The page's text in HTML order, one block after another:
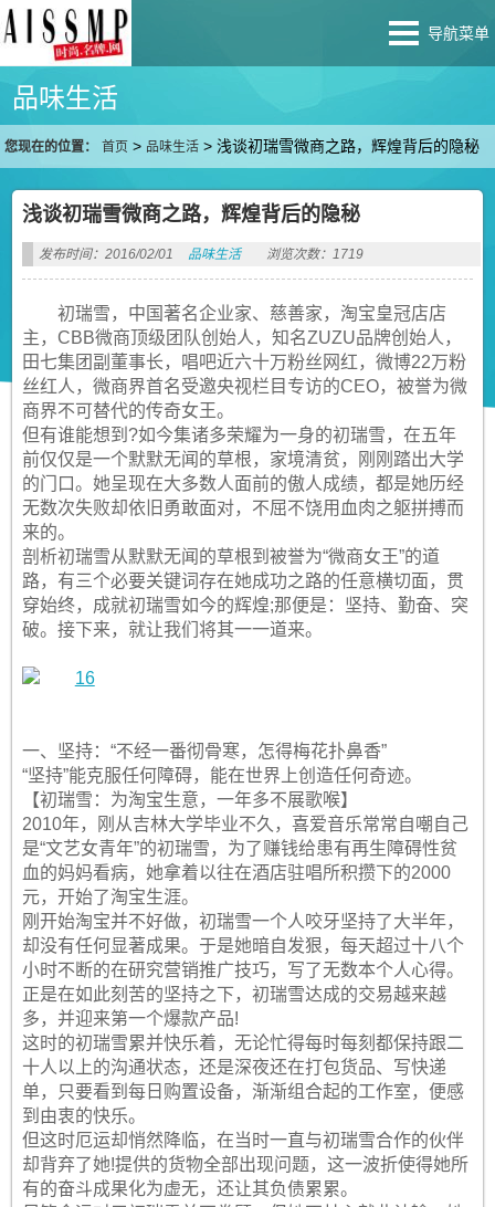
导航菜单
品味生活
您现在的位置： 首页 > 品味生活 >浅谈初瑞雪微商之路，辉煌背后的隐秘
浅谈初瑞雪微商之路，辉煌背后的隐秘
发布时间：2016/02/01 品味生活 浏览次数：1719
初瑞雪，中国著名企业家、慈善家，淘宝皇冠店店
主，CBB微商顶级团队创始人，知名ZUZU品牌创始人，
田七集团副董事长，唱吧近六十万粉丝网红，微博22万粉
丝红人，微商界首名受邀央视栏目专访的CEO，被誉为微
商界不可替代的传奇女王。
但有谁能想到?如今集诸多荣耀为一身的初瑞雪，在五年
前仅仅是一个默默无闻的草根，家境清贫，刚刚踏出大学
的门口。她呈现在大多数人面前的傲人成绩，都是她历经
无数次失败却依旧勇敢面对，不屈不饶用血肉之躯拼搏而
来的。
剖析初瑞雪从默默无闻的草根到被誉为“微商女王”的道
路，有三个必要关键词存在她成功之路的任意横切面，贯
穿始终，成就初瑞雪如今的辉煌;那便是：坚持、勤奋、突
破。接下来，就让我们将其一一道来。
一、坚持：“不经一番彻骨寒，怎得梅花扑鼻香”
“坚持”能克服任何障碍，能在世界上创造任何奇迹。
【初瑞雪：为淘宝生意，一年多不展歌喉】
2010年，刚从吉林大学毕业不久，喜爱音乐常常自嘲自己
是“文艺女青年”的初瑞雪，为了赚钱给患有再生障碍性贫
血的妈妈看病，她拿着以往在酒店驻唱所积攒下的2000
元，开始了淘宝生涯。
刚开始淘宝并不好做，初瑞雪一个人咬牙坚持了大半年，
却没有任何显著成果。于是她暗自发狠，每天超过十八个
小时不断的在研究营销推广技巧，写了无数本个人心得。
正是在如此刻苦的坚持之下，初瑞雪达成的交易越来越
多，并迎来第一个爆款产品!
这时的初瑞雪累并快乐着，无论忙得每时每刻都保持跟二
十人以上的沟通状态，还是深夜还在打包货品、写快递
单，只要看到每日购置设备，渐渐组合起的工作室，便感
到由衷的快乐。
但这时厄运却悄然降临，在当时一直与初瑞雪合作的伙伴
却背弃了她!提供的货物全部出现问题，这一波折使得她所
有的奋斗成果化为虚无，还让其负债累累。